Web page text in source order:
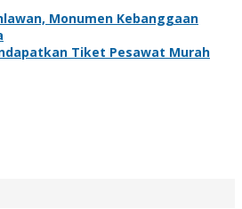
Monumen Kebanggaan
Tiket Pesawat Murah